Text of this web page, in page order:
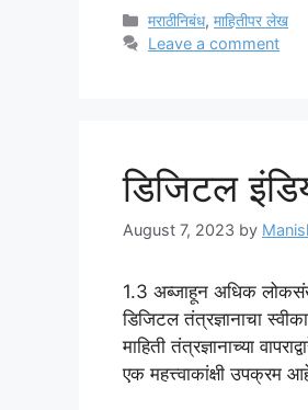
Categories
मराठीनिबंध,माहितीपर लेख
Leave a comment
डिजिटल
August 7, 2023 by
1.3 अब्जाहून अधिक
डिजिटल तंत्रज्ञानाचा
माहिती तंत्रज्ञानाच्या
एक महत्त्वाकांक्षी उपक्रम